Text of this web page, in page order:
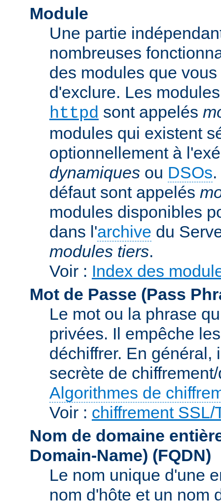
Module
Une partie
nombreuses
des modules que
d'exclure. Les
httpd sont appelés
modules qui existent
optionnellement à
dynamiques ou DSOs
défaut sont appelés
modules disponibles
dans l'archive du
modules tiers.
Voir : Index des
Mot de Passe (Pass
Le mot ou la phrase
privées. Il empêche
déchiffrer. En général,
secrète de
Algorithmes de
Voir : chiffrement SSL/
Nom de domaine
Domain-Name) (FQDN)
Le nom unique d'une
nom d'hôte et un nom